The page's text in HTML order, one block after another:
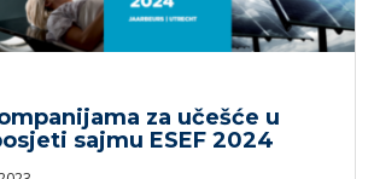
za učešće u
sajmu ESEF 2024